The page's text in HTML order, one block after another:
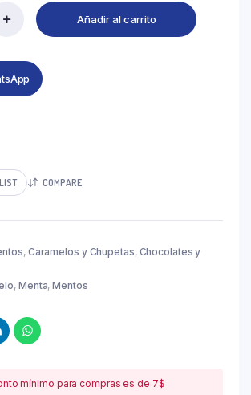
Añadir al carrito
COMPARE
, Caramelos y Chupetas, Chocolates y
, Menta,Mentos
mínimo para compras es de 7$